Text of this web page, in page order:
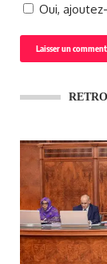
Oui,